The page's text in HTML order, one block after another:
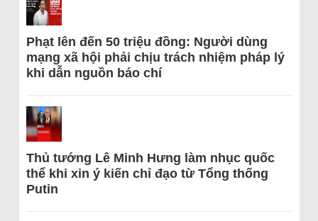
Phạt lên đến 50 triệu đồng: Người dùng
mạng xã hội phải chịu trách nhiệm pháp lý
khi dẫn nguồn báo chí
Thủ tướng Lê Minh Hưng làm nhục quốc
thể khi xin ý kiến chỉ đạo từ Tổng thống
Putin